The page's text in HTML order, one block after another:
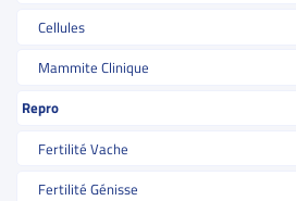
Cellules
Mammite Clinique
Repro
Fertilité Vache
Fertilité Génisse